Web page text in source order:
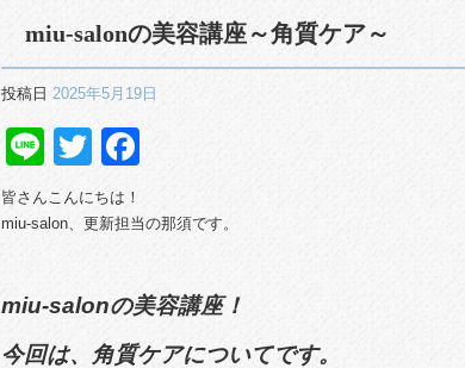
miu-salonの美容講座～角質ケア～
投稿日 2025年5月19日
LineTwitter
皆さんこんにちは！
miu-salon、更新担当の那須です。
miu-salonの美容講座！
今回は、 角質ケアについてです。